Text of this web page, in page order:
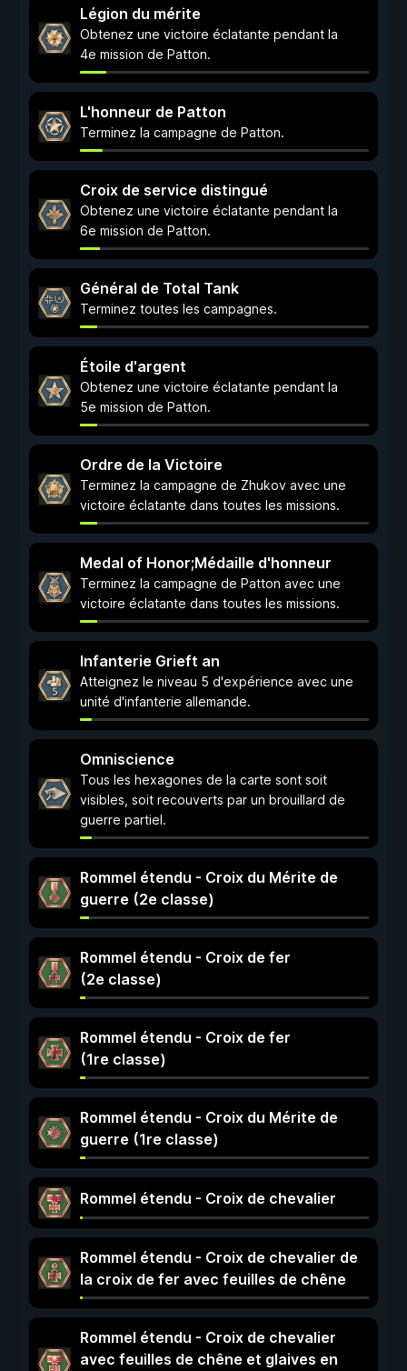
Légion du mérite
Obtenez une victoire éclatante pendant la
4e mission de Patton.
L'honneur de Patton
Terminez la campagne de Patton.
Croix de service distingué
Obtenez une victoire éclatante pendant la
6e mission de Patton.
Général de Total Tank
Terminez toutes les campagnes.
Étoile d'argent
Obtenez une victoire éclatante pendant la
5e mission de Patton.
Ordre de la Victoire
Terminez la campagne de Zhukov avec une
victoire éclatante dans toutes les missions.
Medal of Honor;Médaille d'honneur
Terminez la campagne de Patton avec une
victoire éclatante dans toutes les missions.
Infanterie Grieft an
Atteignez le niveau 5 d'expérience avec une
unité d'infanterie allemande.
Omniscience
Tous les hexagones de la carte sont soit
visibles, soit recouverts par un brouillard de
guerre partiel.
Rommel étendu - Croix du Mérite de
guerre (2e classe)
Rommel étendu - Croix de fer
(2e classe)
Rommel étendu - Croix de fer
(1re classe)
Rommel étendu - Croix du Mérite de
guerre (1re classe)
Rommel étendu - Croix de chevalier
Rommel étendu - Croix de chevalier de
la croix de fer avec feuilles de chêne
Rommel étendu - Croix de chevalier
avec feuilles de chêne et glaives en